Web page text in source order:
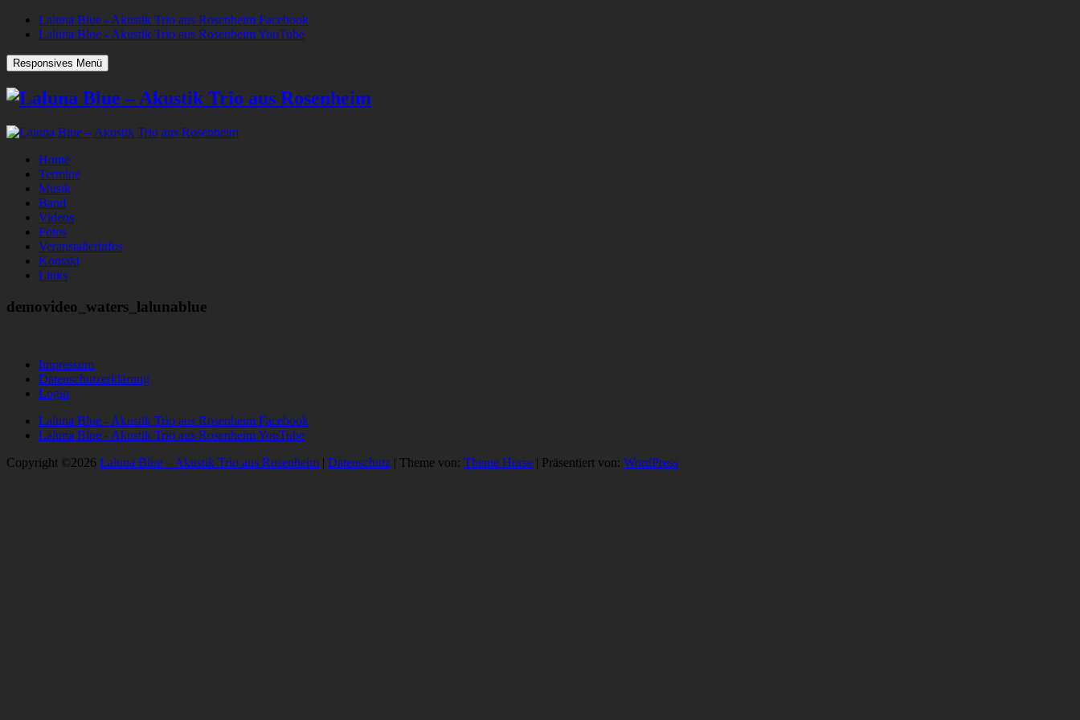
Laluna Blue - Akustik Trio aus Rosenheim Facebook
Laluna Blue - Akustik Trio aus Rosenheim YouTube
Responsives Menü
Home
Termine
Musik
Band
Videos
Fotos
Veranstalterinfos
Kontakt
Links
demovideo_waters_lalunablue
Impressum
Datenschutzerklärung
Login
Laluna Blue - Akustik Trio aus Rosenheim Facebook
Laluna Blue - Akustik Trio aus Rosenheim YouTube
Copyright ©2026 Laluna Blue – Akustik Trio aus Rosenheim | Datenschutz | Theme von: Theme Horse | Präsentiert von: WordPress